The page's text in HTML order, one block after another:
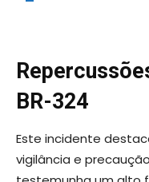
BR-324
Este incidente
vigilância e